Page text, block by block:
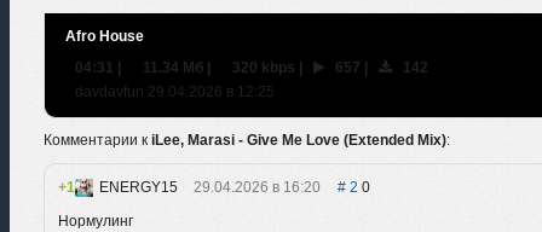
Afro House
04:31 | 11.34 Мб | 320 kbps | 657 |
142
davdavfun 29.04.2026 в 12:25
Комментарии к iLee, Marasi - Give Me Love (Extended Mix):
1 ENERGY15 29.04.2026 в 16:20 2 0
Нормулинг